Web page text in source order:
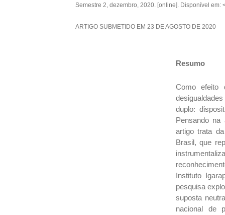
Semestre 2, dezembro, 2020. [online]. Disponível em:
ARTIGO SUBMETIDO EM 23 DE AGOSTO DE 2020
Resumo
Como efeito
duplo:
Pensando na
artigo trata
Brasil, que
Instituto
pesquisa
suposta
nacional de